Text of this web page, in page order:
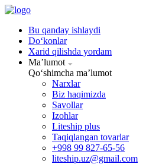
Bu qanday ishlaydi
Doʻkonlar
Xarid qilishda yordam
Maʼlumot
Qoʻshimcha maʼlumot
Narxlar
Biz haqimizda
Savollar
Izohlar
Liteship plus
Taqiqlangan tovarlar
+998 99 827-65-56
liteship.uz@gmail.com